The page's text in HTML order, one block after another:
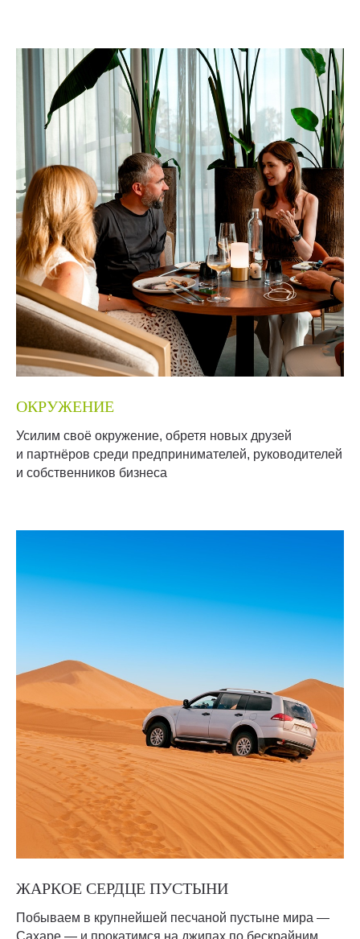
ОКРУЖЕНИЕ
Усилим своё окружение, обретя новых друзей
и партнёров среди предпринимателей, руководителей
и собственников бизнеса
ЖАРКОЕ СЕРДЦЕ ПУСТЫНИ
Побываем в крупнейшей песчаной пустыне мира —
Сахаре — и прокатимся на джипах по бескрайним